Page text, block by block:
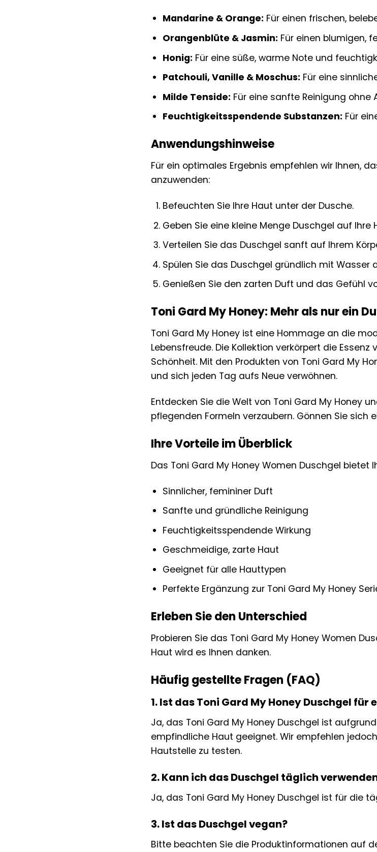
Mandarine & Orange: Für einen frischen,
Orangenblüte & Jasmin: Für einen blumigen,
Honig: Für eine süße, warme Note und
Patchouli, Vanille & Moschus: Für eine
Milde Tenside: Für eine sanfte Reinigung ohne
Feuchtigkeitsspendende Substanzen: Für
Anwendungshinweise
Für ein optimales Ergebnis empfehlen wir Ihnen,
anzuwenden:
Befeuchten Sie Ihre Haut unter der Dusche.
Geben Sie eine kleine Menge Duschgel auf
Verteilen Sie das Duschgel sanft auf Ihrem
Spülen Sie das Duschgel gründlich mit Wasser
Genießen Sie den zarten Duft und das Gefühl
Toni Gard My Honey: Mehr als nur ein
Toni Gard My Honey ist eine Hommage an die
Lebensfreude. Die Kollektion verkörpert die
Schönheit. Mit den Produkten von Toni Gard My
und sich jeden Tag aufs Neue verwöhnen.
Entdecken Sie die Welt von Toni Gard My Honey
pflegenden Formeln verzaubern. Gönnen Sie sich
Ihre Vorteile im Überblick
Das Toni Gard My Honey Women Duschgel bietet
Sinnlicher, femininer Duft
Sanfte und gründliche Reinigung
Feuchtigkeitsspendende Wirkung
Geschmeidige, zarte Haut
Geeignet für alle Hauttypen
Perfekte Ergänzung zur Toni Gard My Honey
Erleben Sie den Unterschied
Probieren Sie das Toni Gard My Honey Women
Haut wird es Ihnen danken.
Häufig gestellte Fragen (FAQ)
1. Ist das Toni Gard My Honey Duschgel
Ja, das Toni Gard My Honey Duschgel ist
empfindliche Haut geeignet. Wir empfehlen
Hautstelle zu testen.
2. Kann ich das Duschgel täglich
Ja, das Toni Gard My Honey Duschgel ist für die
3. Ist das Duschgel vegan?
Bitte beachten Sie die Produktinformationen auf